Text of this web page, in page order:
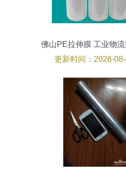
佛山PE拉伸膜 工业物
更新时间：2026-